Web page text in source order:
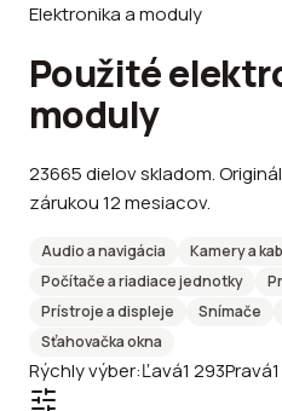
Elektronika a moduly
Použité
moduly
23665dielovskladom.
zárukou 12 mesiacov.
Audio a navigácia
Kamery a
Počítače a riadiace jednotky
Prístroje a displeje
Snímače
Sťahovačka okna
Rýchly výber:Ľavá1 293Pravá